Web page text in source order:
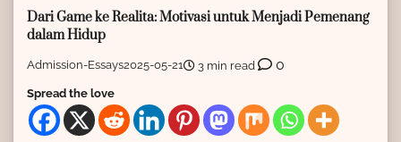
Dari Game ke Realita: Motivasi untuk Menjadi Pemenang
dalam Hidup
Admission-Essays2025-05-21 3 min read 0
Spread the love